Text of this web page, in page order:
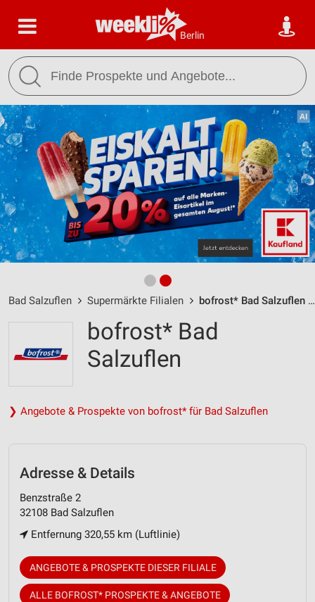
Berlin
Bad Salzuflen Supermärkte Filialen bofrost* Bad Salzuflen / Benzstraße 2 - Öffnungszeiten & Adresse
bofrost* Bad
Salzuflen
❯ Angebote & Prospekte von bofrost* für Bad Salzuflen
Adresse & Details
Benzstraße 2
32108 Bad Salzuflen
Entfernung 320,55 km (Luftlinie)
ANGEBOTE & PROSPEKTE DIESER FILIALE
ALLE BOFROST* PROSPEKTE & ANGEBOTE